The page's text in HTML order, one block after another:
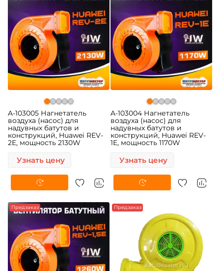
A-103005 Нагнетатель
воздуха (насос) для
надувных батутов и
конструкций, Huawei REV-
2E, мощность 2130W
Узнать цену
A-103004 Нагнетатель
воздуха (насос) для
надувных батутов и
конструкций, Huawei REV-
1E, мощность 1170W
Узнать цену
Предзаказ Предзаказ